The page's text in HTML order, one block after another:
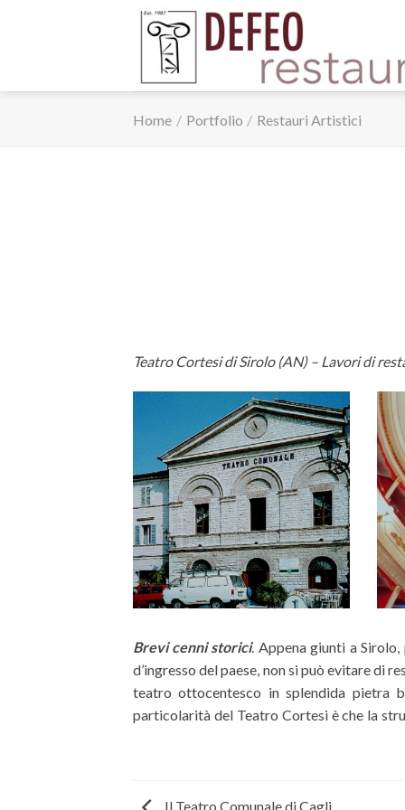
Home / Portfolio / Restauri Artistici
Teatro Cortesi di Sirolo (AN) – Lavori di
Brevi cenni storici. Appena giunti a
d’ingresso del paese, non si può evitare di
teatro ottocentesco in splendida pietra
particolarità del Teatro Cortesi è che la
nel sistema murario cittadino.
classica forma a ferro di cavallo ed è
Il Teatro Comunale di Cagli